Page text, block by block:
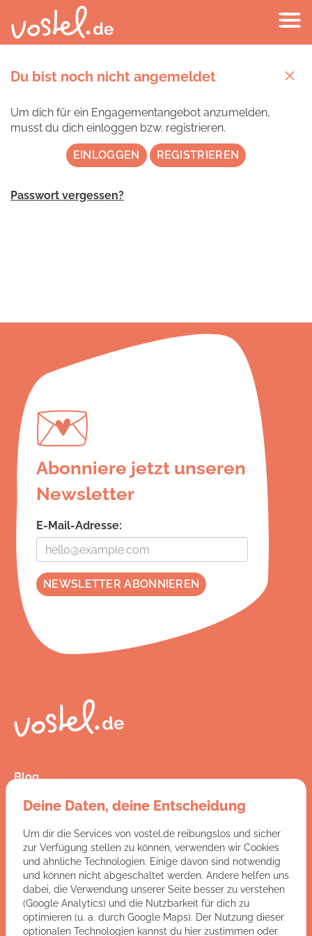
Du bist noch nicht angemeldet
Um dich für ein Engagementangebot anzumelden,
musst du dich einloggen bzw. registrieren.
EINLOGGEN REGISTRIEREN
Passwort vergessen?
Abonniere jetzt unseren
Newsletter
E-Mail-Adresse:
Blog
Kontakt
Jobs
AGB
Datenschutz
Impressum
Du hast Fragen an uns?
Deine Daten, deine Entscheidung
Um dir die Services von vostel.de reibungslos und sicher
zur Verfügung stellen zu können, verwenden wir Cookies
und ähnliche Technologien. Einige davon sind notwendig
und können nicht abgeschaltet werden. Andere helfen uns
dabei, die Verwendung unserer Seite besser zu verstehen
(Google Analytics) und die Nutzbarkeit für dich zu
optimieren (u. a. durch Google Maps). Der Nutzung dieser
optionalen Technologien kannst du hier zustimmen oder